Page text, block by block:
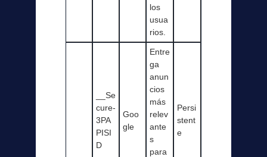
los
usua
rios.
__Se
cure-
3PA
PISI
D
Goo
gle
Entre
ga
anun
cios
más
relev
ante
s
para
Persi
stent
e